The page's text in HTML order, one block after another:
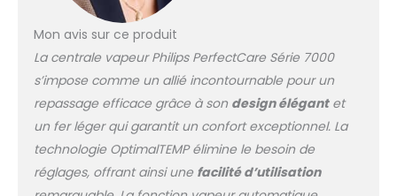
une vapeur puissante selon
DE TEMPÉRATURE : repassez
tout, des jeans à la soie,
sans ajuster la température
- Pas besoin de trier votre
linge, de changer les
réglages ou d'attendre que
le fer s'adapte UNE
Mon avis sur ce produit
La centrale vapeur Philips PerfectCare Série 7000
s’impose comme un allié incontournable pour un
repassage efficace grâce à son design élégantet
un fer léger qui garantit un confort exceptionnel. La
technologie OptimalTEMP élimine le besoin de
réglages, offrant ainsi une facilité d’utilisation